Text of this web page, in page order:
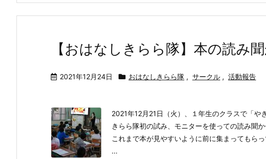
【おはなしきらら隊】本の読み聞
2021年12月24日 おはなしきらら隊 , サークル , 活動報告
2021年12月21日（火）、１年生のクラスで「や
きらら隊初の試み、モニターを使っての読み聞か
これまで本が見やすいように前に集まってもら
...